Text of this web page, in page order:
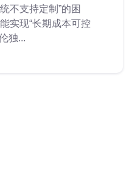
不支持定制”的困
实现“长期成本可控
独...